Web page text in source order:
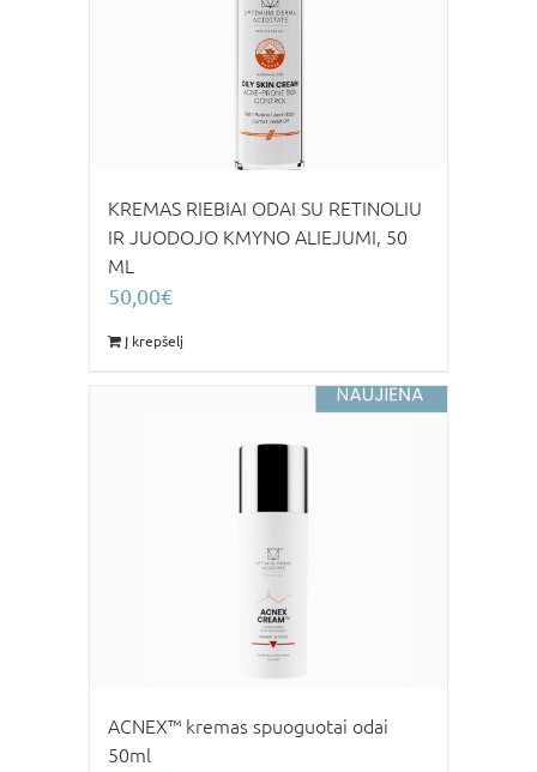
KREMAS RIEBIAI ODAI SU RETINOLIU
IR JUODOJO KMYNO ALIEJUMI, 50
ML
50,00€
Į krepšelį
ACNEX™ kremas spuoguotai odai
50ml